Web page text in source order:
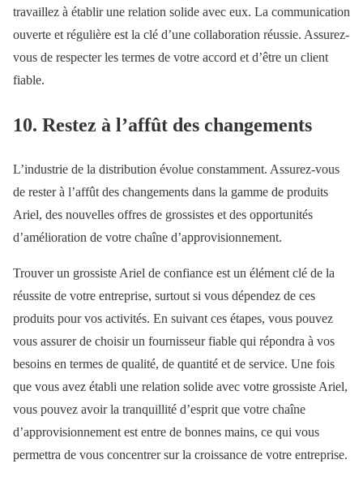
travaillez à établir une relation solide avec eux. La communication
ouverte et régulière est la clé d’une collaboration réussie. Assurez-
vous de respecter les termes de votre accord et d’être un client
fiable.
10. Restez à l’affût des changements
L’industrie de la distribution évolue constamment. Assurez-vous
de rester à l’affût des changements dans la gamme de produits
Ariel, des nouvelles offres de grossistes et des opportunités
d’amélioration de votre chaîne d’approvisionnement.
Trouver un grossiste Ariel de confiance est un élément clé de la
réussite de votre entreprise, surtout si vous dépendez de ces
produits pour vos activités. En suivant ces étapes, vous pouvez
vous assurer de choisir un fournisseur fiable qui répondra à vos
besoins en termes de qualité, de quantité et de service. Une fois
que vous avez établi une relation solide avec votre grossiste Ariel,
vous pouvez avoir la tranquillité d’esprit que votre chaîne
d’approvisionnement est entre de bonnes mains, ce qui vous
permettra de vous concentrer sur la croissance de votre entreprise.